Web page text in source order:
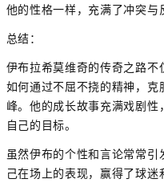
他的性格一样，充满了冲突与
总结：
伊布拉希莫维奇的传奇之路
如何通过不屈不挠的精神，
峰。他的成长故事充满戏剧
自己的目标。
虽然伊布的个性和言论常常
己在场上的表现，赢得了球